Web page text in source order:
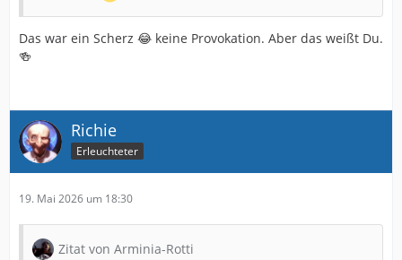
Das war ein Scherz 😂 keine Provokation. Aber das weißt Du.
🍻
Richie
Erleuchteter
19. Mai 2026 um 18:30
Zitat von Arminia-Rotti